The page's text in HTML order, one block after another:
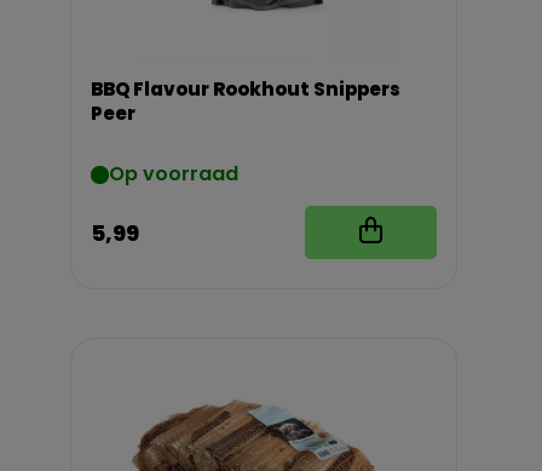
BBQ Flavour Rookhout Snippers
Peer
Op voorraad
5,99